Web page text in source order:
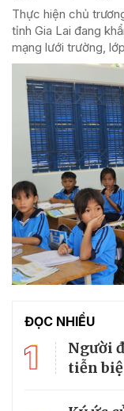
Thực hiện chủ
tỉnh Gia Lai đang
mạng lưới trường,
ĐỌC NHIỀU
1
Người
tiễn